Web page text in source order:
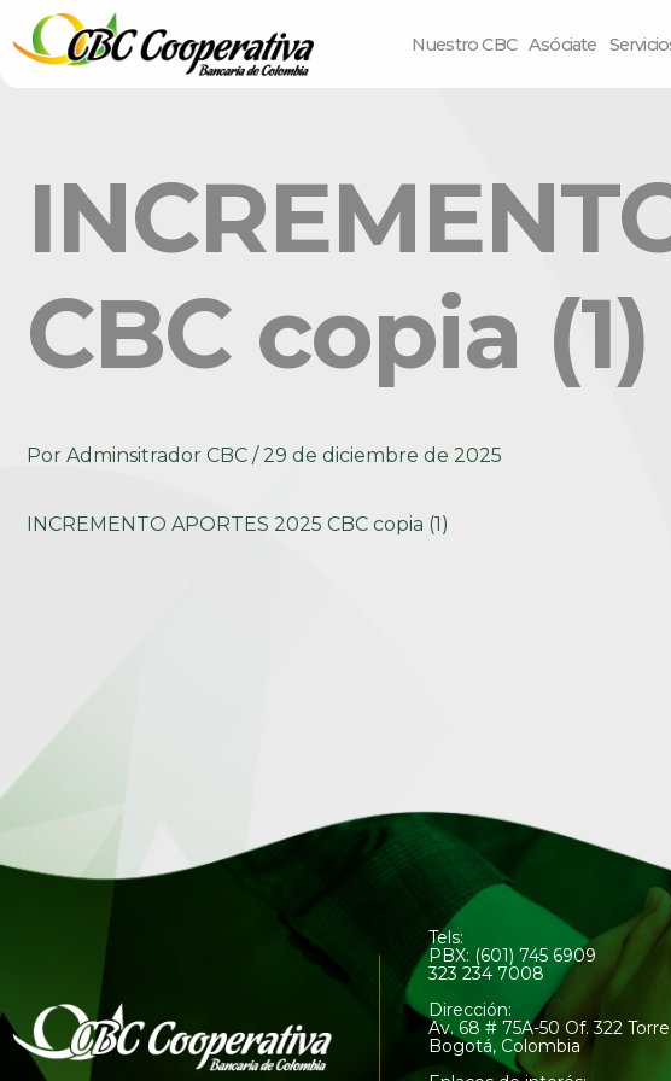
Nuestro CBC Asóciate
CBC copia (1)
Por Adminsitrador CBC / 29 de diciembre de 2025
INCREMENTO APORTES 2025 CBC copia (1)
Tels:
PBX: (601) 745 6909
323 234 7008
Dirección:
Av. 68 # 75A-50 Of. 322
Bogotá, Colombia